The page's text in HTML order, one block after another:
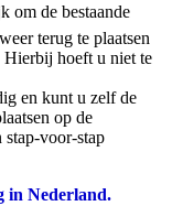
om de bestaande
terug te plaatsen
Hierbij hoeft u niet te
en kunt u zelf de
op de
stap-voor-stap
in Nederland.